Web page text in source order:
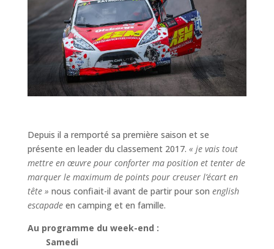
Depuis il a remporté sa première saison et se
présente en leader du classement 2017. « je vais tout
mettre en œuvre pour conforter ma position et tenter de
marquer le maximum de points pour creuser l’écart en
tête » nous confiait-il avant de partir pour son english
escapade en camping et en famille.
Au programme du week-end :
Samedi